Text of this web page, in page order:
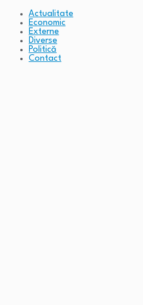
Actualitate
Economic
Externe
Diverse
Politică
Contact